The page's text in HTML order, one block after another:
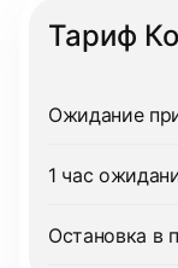
Тариф
Ожидание
1 час
Остановка в